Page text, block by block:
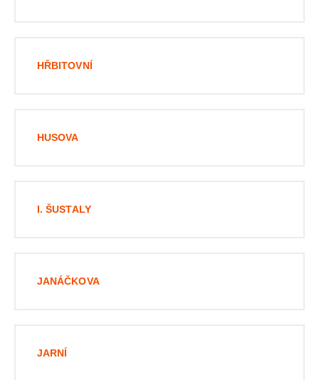
HŘBITOVNÍ
HUSOVA
I. ŠUSTALY
JANÁČKOVA
JARNÍ